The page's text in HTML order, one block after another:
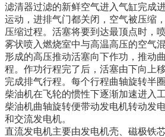
滤清器过滤的新鲜空气进入气缸完成
运动，进排气门都关闭，空气被压缩
压缩过程。活塞将要到达最顶点时，
雾状喷入燃烧室中与高温高压的空气
形成的高压推动活塞向下作功，推动
程。作功行程完了后，活塞由下向上
完成排气行程。每个行程曲轴旋转半
柴油机在飞轮的惯性下逐渐加速进入工
柴油机曲轴旋转便带动发电机转动发
和交流发电机。
直流发电机主要由发电机壳、磁极铁